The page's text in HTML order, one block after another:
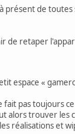
présent de
de retaper
espace «
fait pas toujours
alors trouver
réalisations et